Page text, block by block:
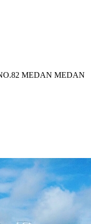
MEDAN MEDAN